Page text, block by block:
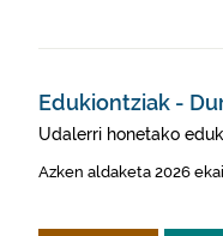
Edukiontziak -
Udalerri honetako
Azken aldaketa 2026